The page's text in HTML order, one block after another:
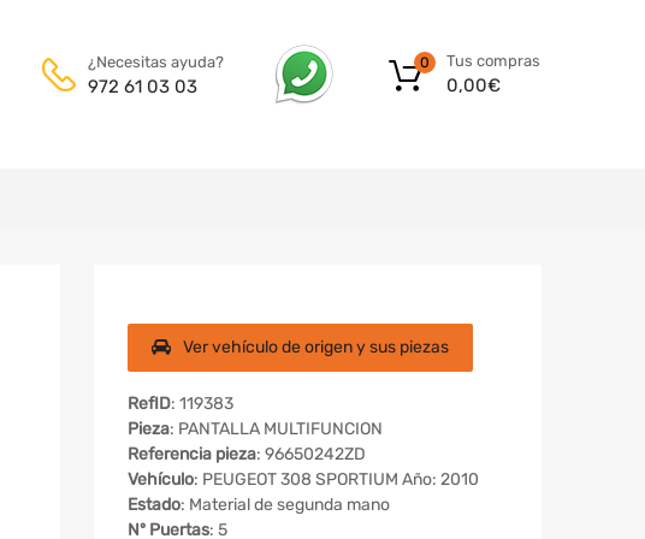
¿Necesitas ayuda?
972 61 03 03
Tus compras
0,00€
0
Ver vehículo de origen y sus piezas
RefID: 119383
Pieza: PANTALLA MULTIFUNCION
Referencia pieza: 96650242ZD
Vehículo: PEUGEOT 308 SPORTIUM Año: 2010
Estado: Material de segunda mano
Nº Puertas: 5